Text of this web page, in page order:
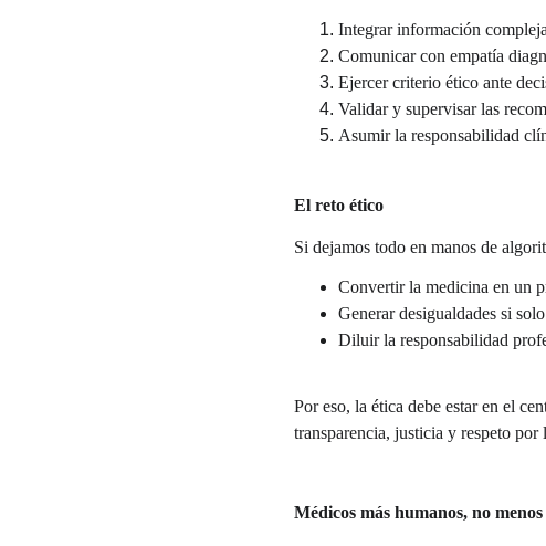
Integrar información
Comunicar con empatía
Ejercer criterio ético ante
Validar y supervisar las
Asumir la responsabilidad
El reto ético
Si dejamos todo en manos de
Convertir la medicina en un
Generar desigualdades si
Diluir la responsabilidad
Por eso, la ética debe estar en el
transparencia, justicia y respeto por
Médicos más humanos, no menos